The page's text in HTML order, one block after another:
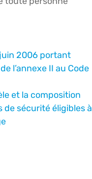
2006 portant
l’annexe II au Code
et la composition
de sécurité éligibles à